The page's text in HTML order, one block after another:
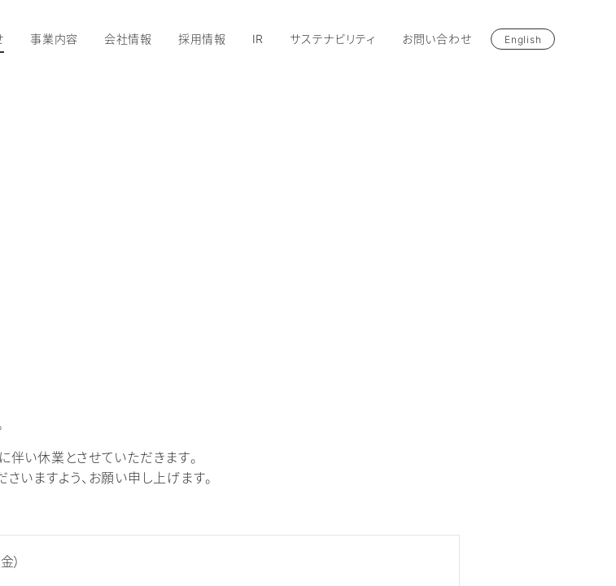
事業内容 会社情報 採用情報 IR サステナビリティ お問い合わせ English
い休業とさせていただきます。
いますよう、お願い申し上げます。
）